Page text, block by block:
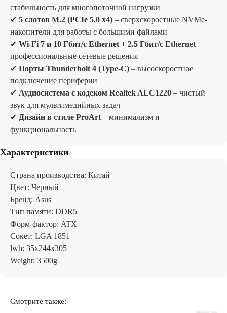
стабильность для многопоточной нагрузки
✔ 5 слотов M.2 (PCIe 5.0 x4) – сверхскоростные NVMe-
накопители для работы с большими файлами
✔ Wi-Fi 7 и 10 Гбит/с Ethernet + 2.5 Гбит/с Ethernet –
профессиональные сетевые решения
✔ Порты Thunderbolt 4 (Type-C) – высоскоростное
подключение периферии
✔ Аудиосистема с кодеком Realtek ALC1220 – чистый
звук для мультимедийных задач
✔ Дизайн в стиле ProArt – минимализм и
функциональность
Характеристики
Страна производства: Китай
Цвет: Черный
Бренд: Asus
Тип памяти: DDR5
Форм-фактор: ATX
Сокет: LGA 1851
lwh: 35x244x305
Weight: 3500g
Смотрите также:
Отзывы